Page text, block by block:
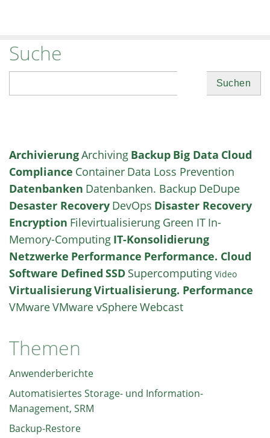
Suche
ArchivierungArchiving Backup Big Data Cloud
Compliance Container Data Loss Prevention
Datenbanken Datenbanken. Backup DeDupe
Desaster Recovery DevOps Disaster Recovery
Encryption Filevirtualisierung Green IT In-
Memory-Computing IT-Konsolidierung
Netzwerke Performance Performance. Cloud
Software Defined SSD Supercomputing Video
VirtualisierungVirtualisierung. Performance
VMwareVMware vSphereWebcast
Themen
Anwenderberichte
Automatisiertes Storage- und Information-
Management, SRM
Backup-Restore